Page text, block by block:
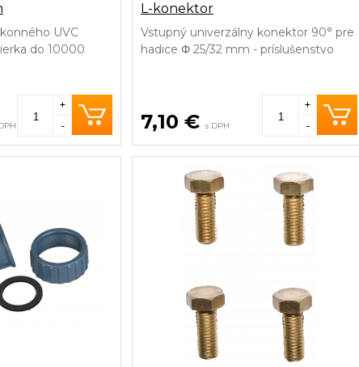
UVC
do 10000
+
-
L-konektor
Vstupný univerzálny konektor 90° pre
hadice Փ 25/32 mm - príslušenstvo
7,10 € s DPH
+
-